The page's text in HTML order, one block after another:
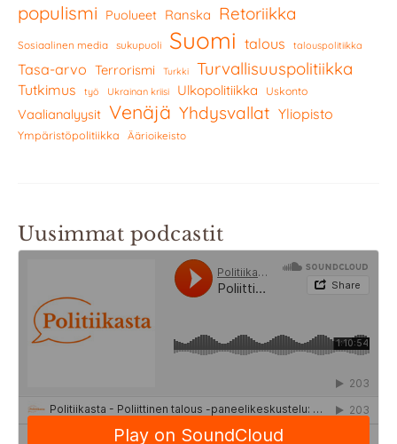
populismi Puolueet Ranska Retoriikka
Sosiaalinen media sukupuoli Suomi talous talouspolitiikka
Tasa-arvo Terrorismi Turkki Turvallisuuspolitiikka
Tutkimus työ Ukrainan kriisi Ulkopolitiikka Uskonto
Vaalianalyysit Venäjä Yhdysvallat Yliopisto
Ympäristöpolitiikka Äärioikeisto
Uusimmat podcastit